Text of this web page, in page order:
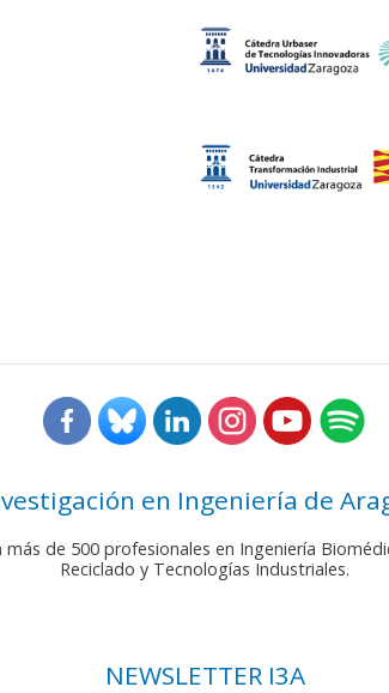
en Ingeniería de
de 500 profesionales en Ingeniería
Reciclado y Tecnologías Industriales.
NEWSLETTER I3A